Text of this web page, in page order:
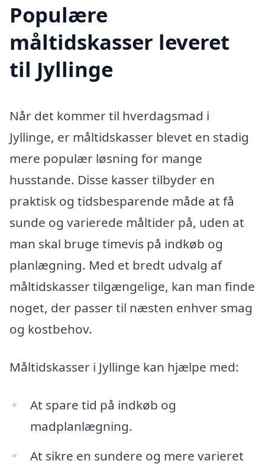
Populære
måltidskasser leveret
til Jyllinge
Når det kommer til hverdagsmad i
Jyllinge, er måltidskasser blevet en stadig
mere populær løsning for mange
husstande. Disse kasser tilbyder en
praktisk og tidsbesparende måde at få
sunde og varierede måltider på, uden at
man skal bruge timevis på indkøb og
planlægning. Med et bredt udvalg af
måltidskasser tilgængelige, kan man finde
noget, der passer til næsten enhver smag
og kostbehov.
Måltidskasser i Jyllinge kan hjælpe med:
At spare tid på indkøb og
madplanlægning.
At sikre en sundere og mere varieret